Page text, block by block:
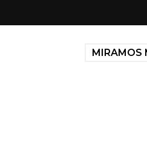
MIRAMOS